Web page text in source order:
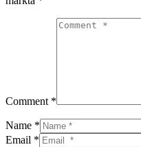
Comment *
Name *
Email *